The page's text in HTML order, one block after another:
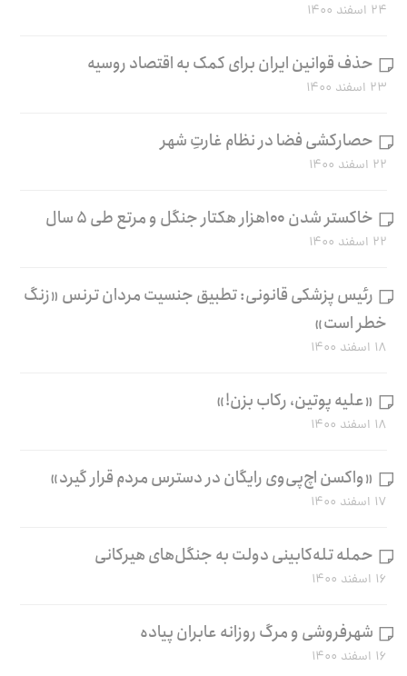
۲۴ اسفند ۱۴۰۰
حذف قوانین ایران برای کمک به اقتصاد روسیه
۲۳ اسفند ۱۴۰۰
حصارکشی فضا در نظام غارتِ شهر
۲۲ اسفند ۱۴۰۰
خاکستر شدن ۱۰۰هزار هکتار جنگل و مرتع طی ۵ سال
۲۲ اسفند ۱۴۰۰
رئیس پزشکی قانونی: تطبیق جنسیت مردان ترنس «زنگ
خطر است»
۱۸ اسفند ۱۴۰۰
«علیه پوتین، رکاب بزن!»
۱۸ اسفند ۱۴۰۰
«واکسن اچ‌پی‌وی رایگان در دسترس مردم قرار گیرد»
۱۷ اسفند ۱۴۰۰
حمله تله‌کابینی دولت به جنگل‌های هیرکانی
۱۶ اسفند ۱۴۰۰
شهرفروشی و مرگ روزانه عابران پیاده
۱۶ اسفند ۱۴۰۰